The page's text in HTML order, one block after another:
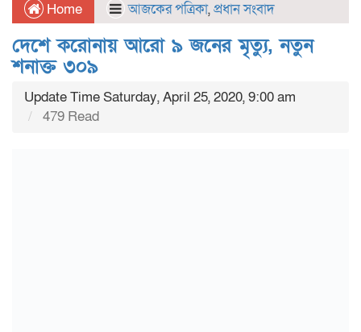
Home আজকের পত্রিকা,প্রধান সংবাদ
দেশে করোনায় আরো ৯ জনের মৃত্যু, নতুন
শনাক্ত ৩০৯
Update Time Saturday, April 25, 2020, 9:00 am
479 Read